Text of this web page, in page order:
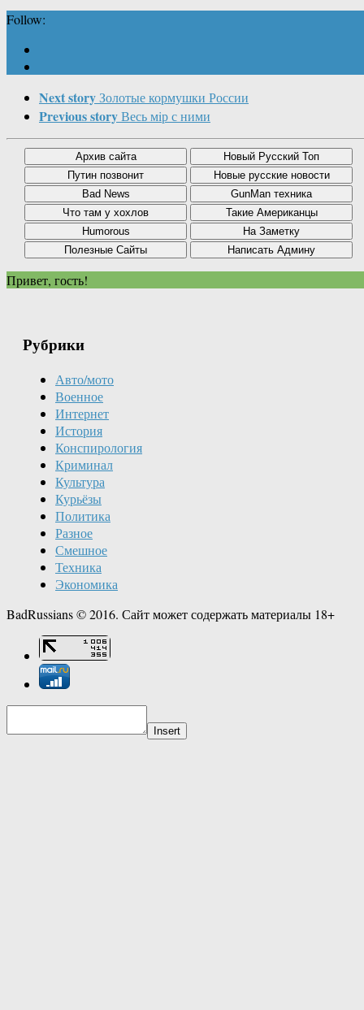
Follow:
Next storyЗолотые кормушки России
Previous storyВесь мiр с ними
Привет, гость!
Рубрики
Авто/мото
Военное
Интернет
История
Конспирология
Криминал
Культура
Курьёзы
Политика
Разное
Смешное
Техника
Экономика
BadRussians © 2016. Сайт может содержать материалы 18+
Insert